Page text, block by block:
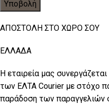
ΑΠΟΣΤΟΛΗ ΣΤΟ ΧΩΡΟ ΣΟΥ
ΕΛΛΑΔΑ
Η εταιρεία μας
των ΕΛΤΑ Courier με στόχο
παράδοση των παραγγελιών